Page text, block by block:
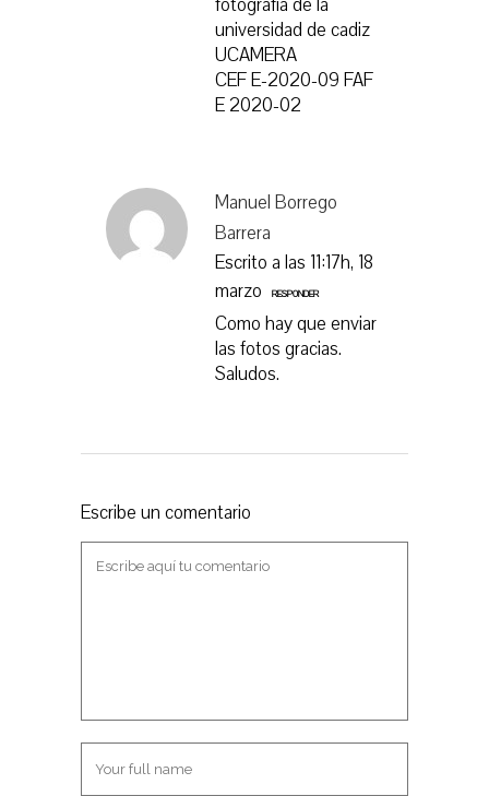
universidad de cadiz
UCAMERA
CEF E-2020-09 FAF
E 2020-02
Manuel Borrego
Barrera
Escrito a las 11:17h, 18
marzo
RESPONDER
Como hay que enviar
las fotos gracias.
Saludos.
Escribe un comentario